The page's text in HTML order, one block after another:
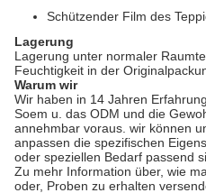
Schützender Film des
Lagerung
Lagerung unter normaler
Feuchtigkeit in der
Warum wir
Wir haben in 14 Jahren
Soem u. das ODM und die
annehmbar voraus. wir können
anpassen die spezifischen
oder speziellen Bedarf passend
Zu mehr Information über, wie
oder, Proben zu erhalten